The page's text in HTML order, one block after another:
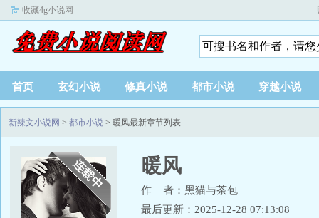
收藏4g小说网
首页 玄幻小说 修真小说 都市小说 穿越小说
新辣文小说网 > 都市小说 > 暖风最新章节列表
暖风
作 者：黑猫与茶包
最后更新：2025-12-28 07:13:08